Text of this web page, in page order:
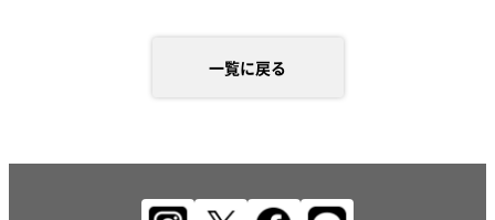
一覧に戻る